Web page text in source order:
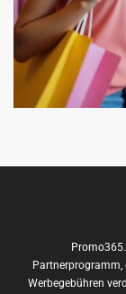
Werbegebühren